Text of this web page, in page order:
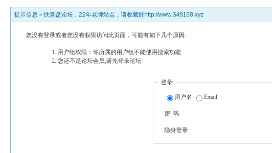
提示信息 » 铁算盘论坛，22年老牌站点，请收藏好http://www.349168.xyz
您没有登录或者您没有权限访问此页面，可能有如下几个原因:
用户组权限：你所属的用户组不能使用搜索功能
您还不是论坛会员,请先登录论坛
登录
用户名 Email
密 码
隐身登录